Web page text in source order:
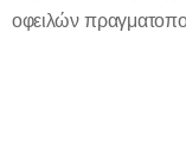
οφειλών